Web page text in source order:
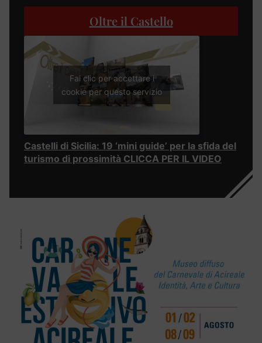
Oltre il Castello
Fai clic per accettare i
cookie per questo servizio
Castelli di Sicilia: 19 ‘mini guide’ per la sfida del
turismo di prossimità CLICCA PER IL VIDEO